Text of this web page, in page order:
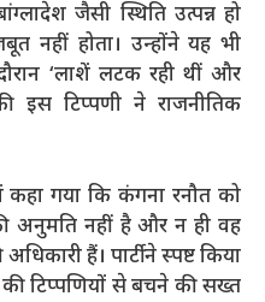
जैसी स्थिति उत्पन्न हो
नहीं होता। उन्होंने यह भी
‘लाशें लटक रही थीं और
इस टिप्पणी ने राजनीतिक
गया कि कंगना रनौत को
अनुमति नहीं है और न ही वह
हैं। पार्टी ने स्पष्ट किया
टिप्पणियों से बचने की सख्त